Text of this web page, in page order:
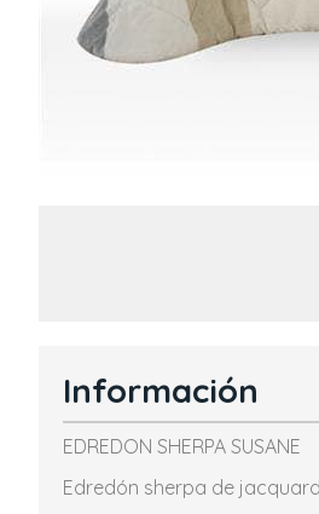
Información
EDREDON SHERPA SUSANE
Edredón sherpa de